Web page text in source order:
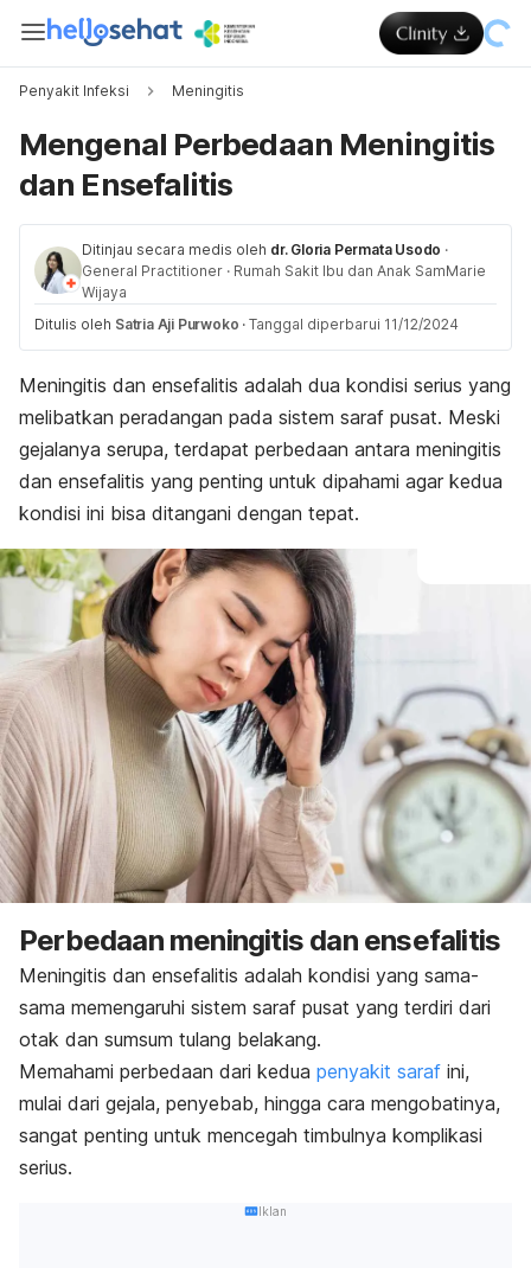
Penyakit Infeksi Meningitis
Mengenal Perbedaan Meningitis
dan Ensefalitis
Ditinjau secara medis oleh dr. Gloria Permata Usodo ·
General Practitioner · Rumah Sakit Ibu dan Anak SamMarie
Wijaya
Ditulis oleh Satria Aji Purwoko · Tanggal diperbarui 11/12/2024
Meningitis dan ensefalitis adalah dua kondisi serius yang
melibatkan peradangan pada sistem saraf pusat. Meski
gejalanya serupa, terdapat perbedaan antara meningitis
dan ensefalitis yang penting untuk dipahami agar kedua
kondisi ini bisa ditangani dengan tepat.
Perbedaan meningitis dan ensefalitis
Meningitis dan ensefalitis adalah kondisi yang sama-
sama memengaruhi sistem saraf pusat yang terdiri dari
otak dan sumsum tulang belakang.
Memahami perbedaan dari kedua penyakit saraf ini,
mulai dari gejala, penyebab, hingga cara mengobatinya,
sangat penting untuk mencegah timbulnya komplikasi
serius.
Iklan